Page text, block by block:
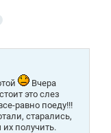
Вчера
это слез
равно поеду!!!
старались,
получить.